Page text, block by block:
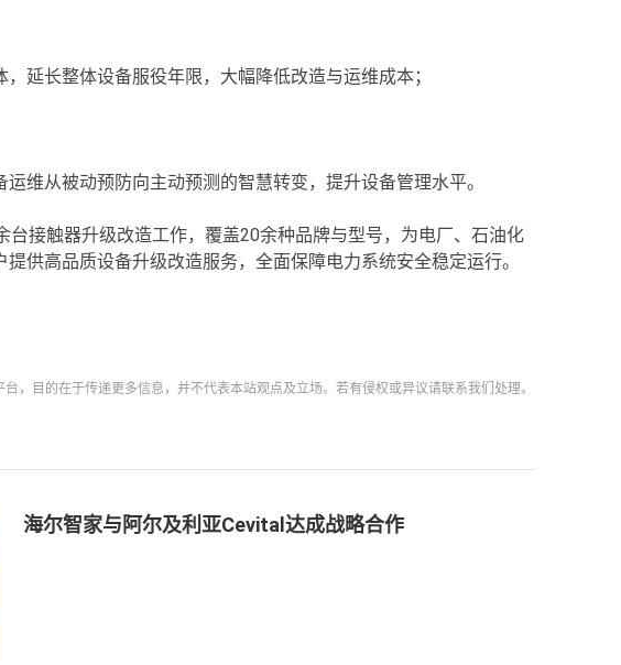
延长整体设备服役年限，大幅降低改造与运维成本；
维从被动预防向主动预测的智慧转变，提升设备管理水平。
台接触器升级改造工作，覆盖20余种品牌与型号，为电厂、石油化
供高品质设备升级改造服务，全面保障电力系统安全稳定运行。
，目的在于传递更多信息，并不代表本站观点及立场。若有侵权或异议请联系我们处理。
海尔智家与阿尔及利亚Cevital达成战略合作